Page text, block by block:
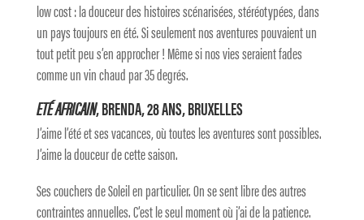
low cost : la douceur des histoires scénarisées, stéréotypées, dans
un pays toujours en été. Si seulement nos aventures pouvaient un
tout petit peu s’en approcher ! Même si nos vies seraient fades
comme un vin chaud par 35 degrés.
ETÉ AFRICAIN, BRENDA, 28 ANS, BRUXELLES
J’aime l’été et ses vacances, où toutes les aventures sont possibles.
J’aime la douceur de cette saison.
Ses couchers de Soleil en particulier. On se sent libre des autres
contraintes annuelles. C’est le seul moment où j’ai de la patience.